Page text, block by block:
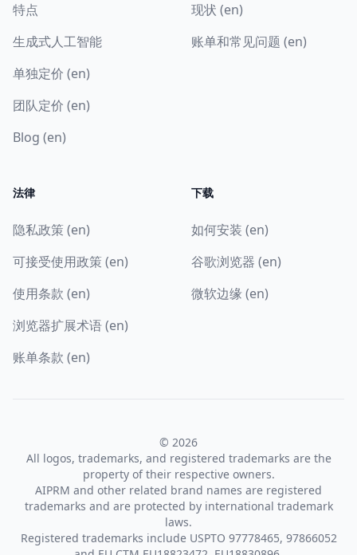
特点
生成式人工智能
单独定价 (en)
团队定价 (en)
Blog (en)
现状 (en)
账单和常见问题 (en)
法律
隐私政策 (en)
可接受使用政策 (en)
使用条款 (en)
浏览器扩展术语 (en)
账单条款 (en)
下载
如何安装 (en)
谷歌浏览器 (en)
微软边缘 (en)
© 2026
All logos, trademarks, and registered trademarks are the
property of their respective owners.
AIPRM and other related brand names are registered
trademarks and are protected by international trademark
laws.
Registered trademarks include USPTO 97778465, 97866052